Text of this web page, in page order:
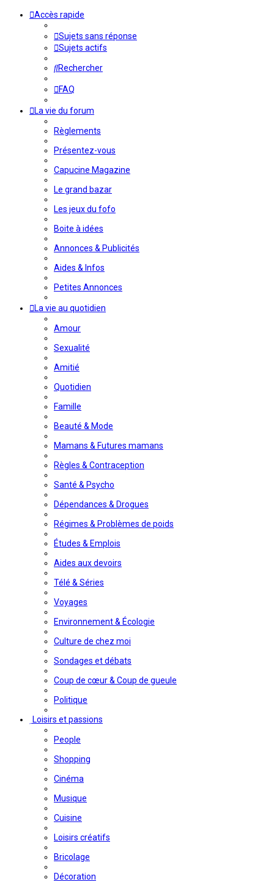
Accès rapide
Sujets sans réponse
Sujets actifs
Rechercher
FAQ
La vie du forum
Règlements
Présentez-vous
Capucine Magazine
Le grand bazar
Les jeux du fofo
Boite à idées
Annonces & Publicités
Aides & Infos
Petites Annonces
La vie au quotidien
Amour
Sexualité
Amitié
Quotidien
Famille
Beauté & Mode
Mamans & Futures mamans
Règles & Contraception
Santé & Psycho
Dépendances & Drogues
Régimes & Problèmes de poids
Études & Emplois
Aides aux devoirs
Télé & Séries
Voyages
Environnement & Écologie
Culture de chez moi
Sondages et débats
Coup de cœur & Coup de gueule
Politique
Loisirs et passions
People
Shopping
Cinéma
Musique
Cuisine
Loisirs créatifs
Bricolage
Décoration